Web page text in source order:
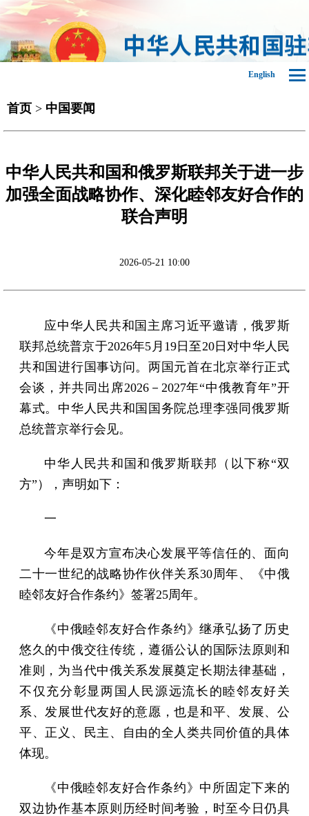
English
首页 > 中国要闻
中华人民共和国和俄罗斯联邦关于进一步
加强全面战略协作、深化睦邻友好合作的
联合声明
2026-05-21 10:00
应中华人民共和国主席习近平邀请，俄罗斯
联邦总统普京于2026年5月19日至20日对中华人民
共和国进行国事访问。两国元首在北京举行正式
会谈，并共同出席2026－2027年“中俄教育年”开
幕式。中华人民共和国国务院总理李强同俄罗斯
总统普京举行会见。
中华人民共和国和俄罗斯联邦（以下称“双
方”），声明如下：
一
今年是双方宣布决心发展平等信任的、面向
二十一世纪的战略协作伙伴关系30周年、《中俄
睦邻友好合作条约》签署25周年。
《中俄睦邻友好合作条约》继承弘扬了历史
悠久的中俄交往传统，遵循公认的国际法原则和
准则，为当代中俄关系发展奠定长期法律基础，
不仅充分彰显两国人民源远流长的睦邻友好关
系、发展世代友好的意愿，也是和平、发展、公
平、正义、民主、自由的全人类共同价值的具体
体现。
《中俄睦邻友好合作条约》中所固定下来的
双边协作基本原则历经时间考验，时至今日仍具